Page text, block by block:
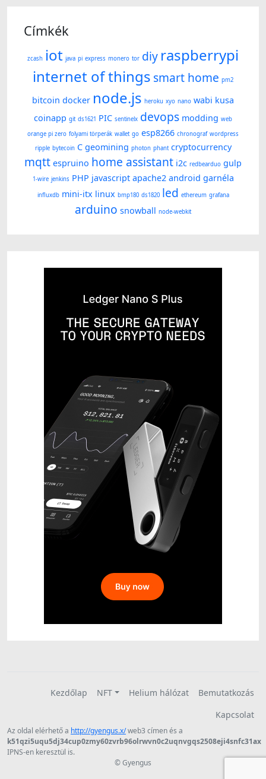
Címkék
zcash iot java pi express monero tor diy raspberrypi
internet of things smart home pm2
bitcoin docker node.js heroku xyo nano wabi kusa
coinapp git ds1621 PIC sentinelx devops modding web
orange pi zero folyami törperák wallet go esp8266 chronograf wordpress
ripple bytecoin C geomining photon phant cryptocurrency
mqtt espruino home assistant i2c redbearduo gulp
1-wire jenkins PHP javascript apache2 android garnéla
influxdb mini-itx linux bmp180 ds1820 led ethereum grafana
arduino snowball node-webkit
Kezdőlap NFT Helium hálózat
Bemutatkozás
Kapcsolat
Az oldal elérhető a http://gyengus.x/web3 címen és a
k51qzi5uqu5dj34cup0zmy60zvrb96olrwvn0c2uqnvgqs2508eji4snfc31ax
IPNS-en keresztül is.
© Gyengus